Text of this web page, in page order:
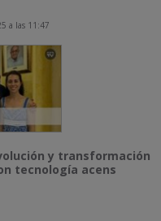
a las 11:47
y transformación
tecnología acens